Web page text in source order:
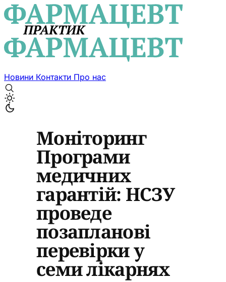
Новини Контакти Про нас
Моніторинг
Програми
медичних
гарантій: НСЗУ
проведе
позапланові
перевірки у
семи лікарнях